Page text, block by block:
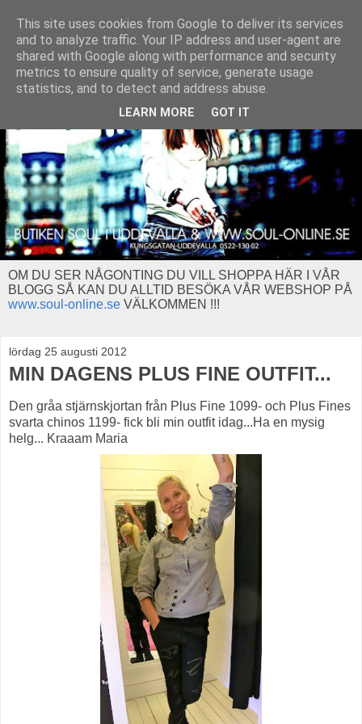
OM DU SER NÅGONTING DU VILL SHOPPA HÄR I VÅR
BLOGG SÅ KAN DU ALLTID BESÖKA VÅR WEBSHOP PÅ
www.soul-online.se VÄLKOMMEN !!!
lördag 25 augusti 2012
MIN DAGENS PLUS FINE OUTFIT...
Den gråa stjärnskjortan från Plus Fine 1099- och Plus Fines
svarta chinos 1199- fick bli min outfit idag...Ha en mysig
helg... Kraaam Maria
This site uses cookies from Google to deliver its services
and to analyze traffic. Your IP address and user-agent are
shared with Google along with performance and security
metrics to ensure quality of service, generate usage
statistics, and to detect and address abuse.
LEARN MORE GOT IT